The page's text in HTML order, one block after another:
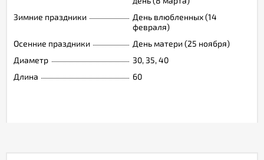
Зимние праздники
День влюбленных (14
февраля)
Осенние праздники
День матери (25 ноября)
Диаметр
30, 35, 40
Длина
60